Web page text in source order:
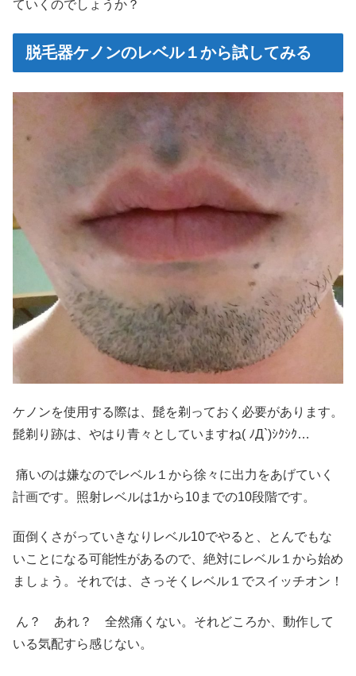
ていくのでしょうか？
脱毛器ケノンのレベル１から試してみる
ケノンを使用する際は、髭を剃っておく必要があります。
髭剃り跡は、やはり青々としていますね( ﾉД`)ｼｸｼｸ…
痛いのは嫌なのでレベル１から徐々に出力をあげていく
計画です。照射レベルは1から10までの10段階です。
面倒くさがっていきなりレベル10でやると、とんでもな
いことになる可能性があるので、絶対にレベル１から始め
ましょう。それでは、さっそくレベル１でスイッチオン！
ん？ あれ？ 全然痛くない。それどころか、動作して
いる気配すら感じない。